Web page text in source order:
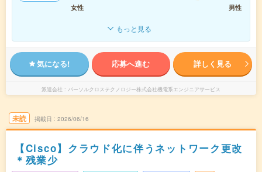
女性
男性
もっと見る
気になる! 応募へ進む 詳しく見る
派遣会社 パーソルクロステクノロジー株式会社機電系エンジニアサービス
未読 掲載日 2026/06/16
【Cisco】クラウド化に伴うネットワーク更改
＊残業少